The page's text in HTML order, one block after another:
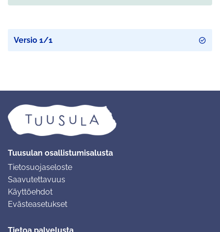
Versio 1/1
Tuusulan osallistumisalusta
Tietosuojaseloste
Saavutettavuus
Käyttöehdot
Evästeasetukset